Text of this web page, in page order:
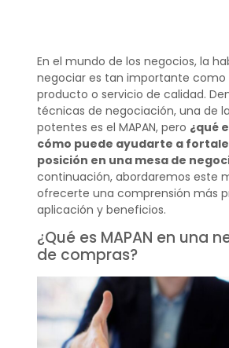
En el mundo de los negocios, la
negociar es tan importante como
producto o servicio de calidad.
técnicas de negociación, una de
potentes es el MAPAN, pero ¿qué
cómo puede ayudarte a
posición en una mesa de
continuación, abordaremos este
ofrecerte una comprensión más
aplicación y beneficios.
¿Qué es MAPAN en una
de compras?